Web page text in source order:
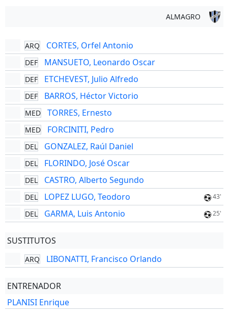
ALMAGRO
ARQ CORTES, Orfel Antonio
DEF MANSUETO, Leonardo Oscar
DEF ETCHEVEST, Julio Alfredo
DEF BARROS, Héctor Victorio
MED TORRES, Ernesto
MED FORCINITI, Pedro
DEL GONZALEZ, Raúl Daniel
DEL FLORINDO, José Oscar
DEL CASTRO, Alberto Segundo
DEL LOPEZ LUGO, Teodoro 43'
DEL GARMA, Luis Antonio 25'
SUSTITUTOS
ARQ LIBONATTI, Francisco Orlando
ENTRENADOR
PLANISI Enrique